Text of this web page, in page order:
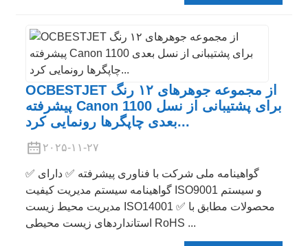
OCBESTJET از مجموعه جوهرهای ۱۲ رنگ
پیشرفته Canon 1100 برای پشتیبانی از نسل
بعدی چاپگرها رونمایی کرد...
۲۰۲۵-۱۱-۲۷
✅ گواهینامه ملی شرکت با فناوری پیشرفته ✅ دارای
گواهینامه سیستم مدیریت کیفیت ISO9001 و سیستم
مدیریت محیط زیست ISO14001 ✅ محصولات مطابق با
استانداردهای زیست محیطی RoHS ...